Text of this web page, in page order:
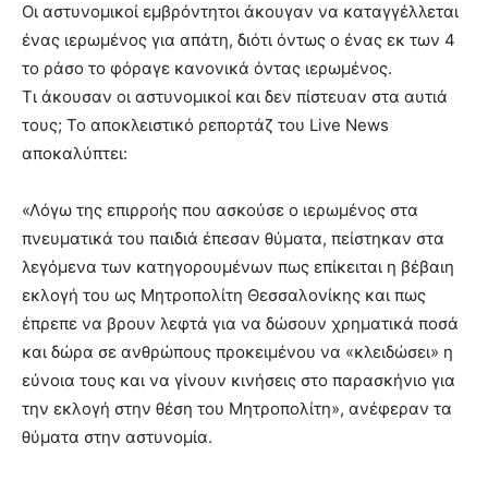
Οι αστυνομικοί εμβρόντητοι άκουγαν να καταγγέλλεται
ένας ιερωμένος για απάτη, διότι όντως ο ένας εκ των 4
το ράσο το φόραγε κανονικά όντας ιερωμένος.
Τι άκουσαν οι αστυνομικοί και δεν πίστευαν στα αυτιά
τους; Το αποκλειστικό ρεπορτάζ του Live News
αποκαλύπτει:
«Λόγω της επιρροής που ασκούσε ο ιερωμένος στα
πνευματικά του παιδιά έπεσαν θύματα, πείστηκαν στα
λεγόμενα των κατηγορουμένων πως επίκειται η βέβαιη
εκλογή του ως Μητροπολίτη Θεσσαλονίκης και πως
έπρεπε να βρουν λεφτά για να δώσουν χρηματικά ποσά
και δώρα σε ανθρώπους προκειμένου να «κλειδώσει» η
εύνοια τους και να γίνουν κινήσεις στο παρασκήνιο για
την εκλογή στην θέση του Μητροπολίτη», ανέφεραν τα
θύματα στην αστυνομία.